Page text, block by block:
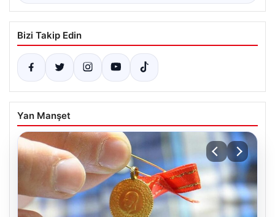
Bizi Takip Edin
Yan Manşet